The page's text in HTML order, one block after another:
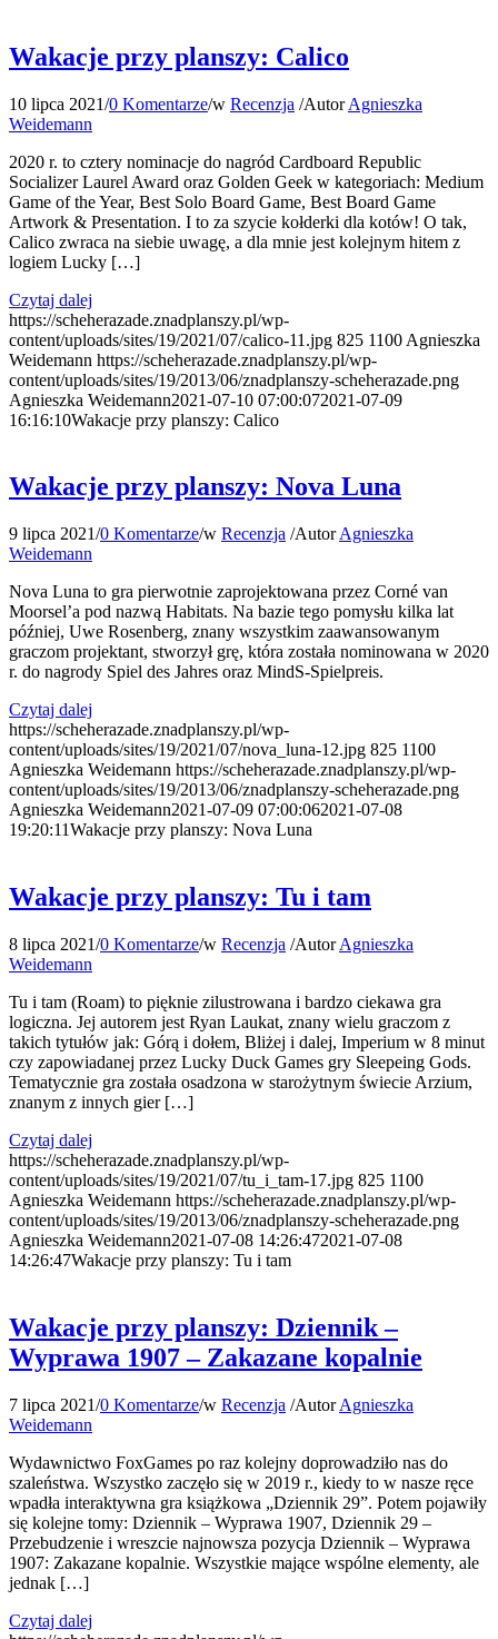
Wakacje przy planszy: Calico
10 lipca 2021/0 Komentarze/w Recenzja /AutorAgnieszka
Weidemann
2020 r. to cztery nominacje do nagród Cardboard Republic
Socializer Laurel Award oraz Golden Geek w kategoriach: Medium
Game of the Year, Best Solo Board Game, Best Board Game
Artwork & Presentation. I to za szycie kołderki dla kotów! O tak,
Calico zwraca na siebie uwagę, a dla mnie jest kolejnym hitem z
logiem Lucky […]
Czytaj dalej
https://scheherazade.znadplanszy.pl/wp-
content/uploads/sites/19/2021/07/calico-11.jpg 825 1100 Agnieszka
Weidemann https://scheherazade.znadplanszy.pl/wp-
content/uploads/sites/19/2013/06/znadplanszy-scheherazade.png
Agnieszka Weidemann2021-07-10 07:00:072021-07-09
16:16:10Wakacje przy planszy: Calico
Wakacje przy planszy: Nova Luna
9 lipca 2021/0 Komentarze/w Recenzja /AutorAgnieszka
Weidemann
Nova Luna to gra pierwotnie zaprojektowana przez Corné van
Moorsel’a pod nazwą Habitats. Na bazie tego pomysłu kilka lat
później, Uwe Rosenberg, znany wszystkim zaawansowanym
graczom projektant, stworzył grę, która została nominowana w 2020
r. do nagrody Spiel des Jahres oraz MindS-Spielpreis.
Czytaj dalej
https://scheherazade.znadplanszy.pl/wp-
content/uploads/sites/19/2021/07/nova_luna-12.jpg 825 1100
Agnieszka Weidemann https://scheherazade.znadplanszy.pl/wp-
content/uploads/sites/19/2013/06/znadplanszy-scheherazade.png
Agnieszka Weidemann2021-07-09 07:00:062021-07-08
19:20:11Wakacje przy planszy: Nova Luna
Wakacje przy planszy: Tu i tam
8 lipca 2021/0 Komentarze/w Recenzja /AutorAgnieszka
Weidemann
Tu i tam (Roam) to pięknie zilustrowana i bardzo ciekawa gra
logiczna. Jej autorem jest Ryan Laukat, znany wielu graczom z
takich tytułów jak: Górą i dołem, Bliżej i dalej, Imperium w 8 minut
czy zapowiadanej przez Lucky Duck Games gry Sleepeing Gods.
Tematycznie gra została osadzona w starożytnym świecie Arzium,
znanym z innych gier […]
Czytaj dalej
https://scheherazade.znadplanszy.pl/wp-
content/uploads/sites/19/2021/07/tu_i_tam-17.jpg 825 1100
Agnieszka Weidemann https://scheherazade.znadplanszy.pl/wp-
content/uploads/sites/19/2013/06/znadplanszy-scheherazade.png
Agnieszka Weidemann2021-07-08 14:26:472021-07-08
14:26:47Wakacje przy planszy: Tu i tam
Wakacje przy planszy: Dziennik –
Wyprawa 1907 – Zakazane kopalnie
7 lipca 2021/0 Komentarze/w Recenzja /AutorAgnieszka
Weidemann
Wydawnictwo FoxGames po raz kolejny doprowadziło nas do
szaleństwa. Wszystko zaczęło się w 2019 r., kiedy to w nasze ręce
wpadła interaktywna gra książkowa „Dziennik 29”. Potem pojawiły
się kolejne tomy: Dziennik – Wyprawa 1907, Dziennik 29 –
Przebudzenie i wreszcie najnowsza pozycja Dziennik – Wyprawa
1907: Zakazane kopalnie. Wszystkie mające wspólne elementy, ale
jednak […]
Czytaj dalej